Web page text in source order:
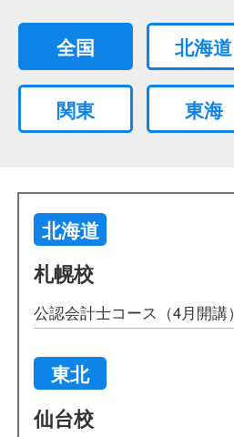
全国 北海道
関東 東海
北海道
札幌校
公認会計士コース（4月開講）
東北
仙台校